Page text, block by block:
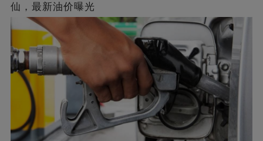
仙，最新油价曝光